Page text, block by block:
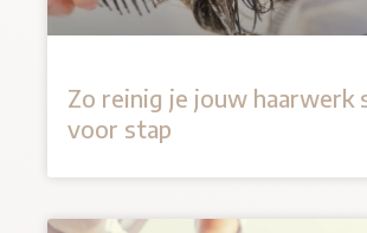
Zo reinig je jouw haarwerk
voor stap